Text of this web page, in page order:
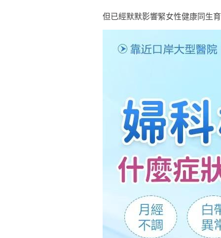
但已經默默影響緊女性健康同生